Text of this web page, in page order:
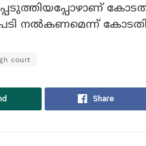
നൽകണമെന്ന് കോടതി
court
Share